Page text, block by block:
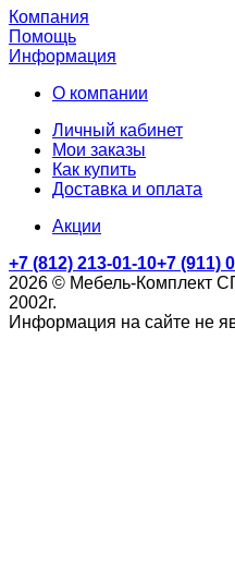
Компания
Помощь
Информация
О компании
Личный кабинет
Мои заказы
Как купить
Доставка и оплата
Акции
+7 (812) 213-01-10+7 (911)
2026 © Мебель-Комплект
2002г.
Информация на сайте не